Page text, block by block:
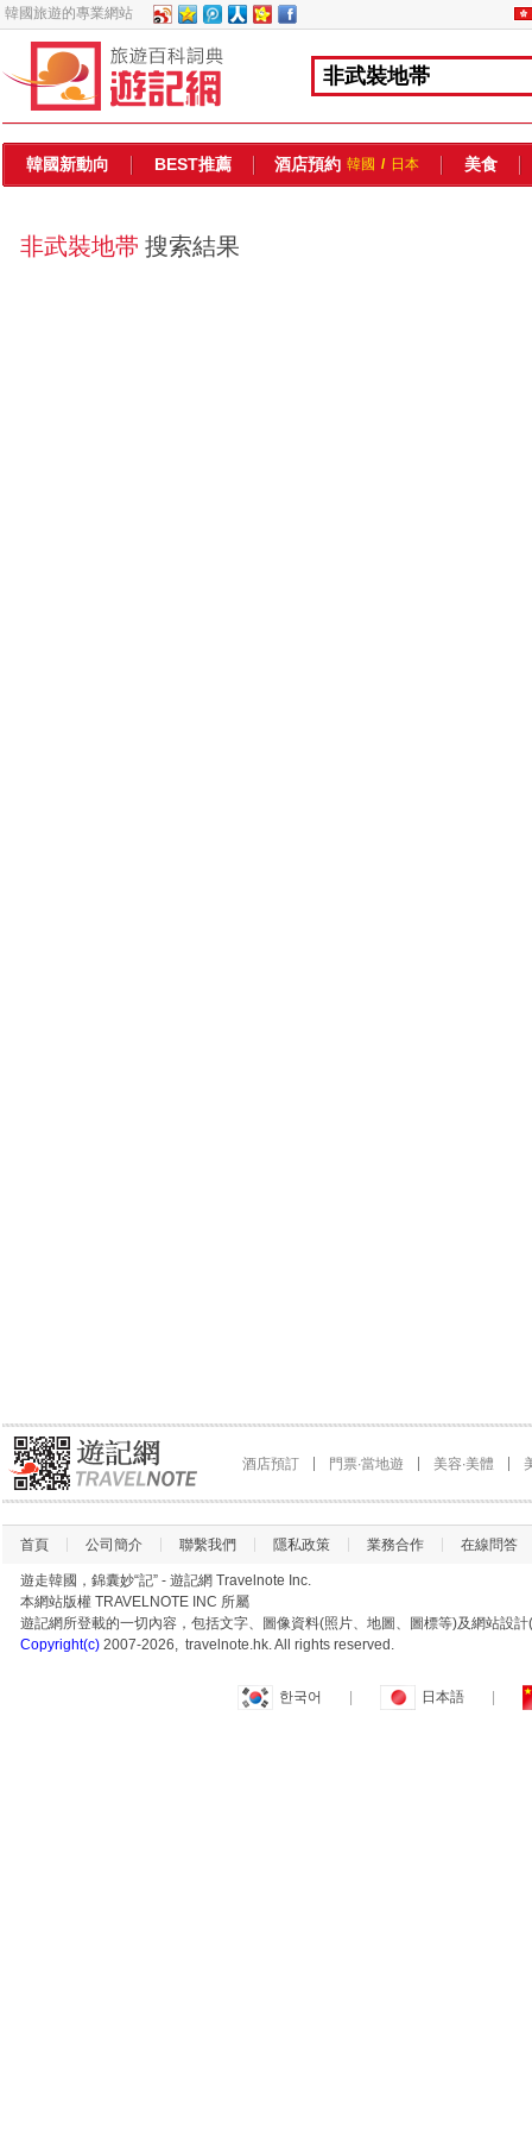
韓國旅遊的專業網站
韓國新動向 BEST推薦 酒店預約 韓國 / 日本 美食
非武裝地帯 搜索結果
酒店預訂 門票∙當地遊 美容∙美體
首頁 公司簡介 聯繫我們 隱私政策 業務合作 在線問答
遊走韓國，錦囊妙“記” - 遊記網 Travelnote Inc.
本網站版權 TRAVELNOTE INC 所屬
遊記網所登載的一切內容，包括文字、圖像資料(照片、地圖、圖標等)及網站設
Copyright(c) 2007-2026, travelnote.hk. All rights reserved.
한국어 日本語